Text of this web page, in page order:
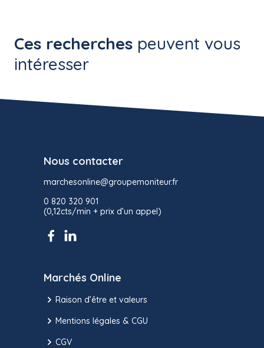
Ces recherches peuvent vous
intéresser
Nous contacter
marchesonline@groupemoniteur.fr
0 820 320 901
(0,12cts/min + prix d’un appel)
Marchés Online
Raison d’être et valeurs
Mentions légales & CGU
CGV